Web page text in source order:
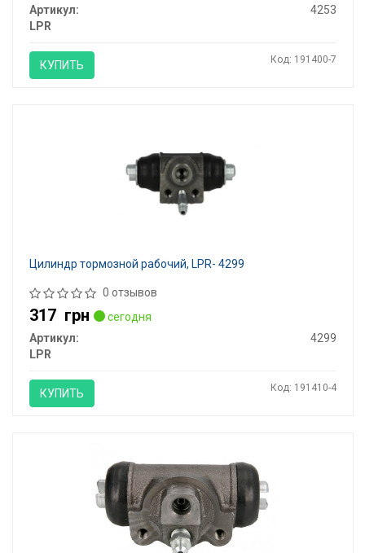
Артикул:
4253
LPR
КУПИТЬ Код: 191400-7
Цилиндр тормозной рабочий, LPR- 4299
0 отзывов
317 грн
сегодня
Артикул:
4299
LPR
КУПИТЬ Код: 191410-4